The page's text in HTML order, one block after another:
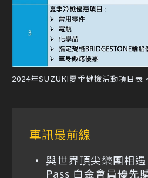
2024年SUZUKI夏季健檢活動項目表
車訊最前線
與世界頂尖樂團相
Pass 白金會員優先